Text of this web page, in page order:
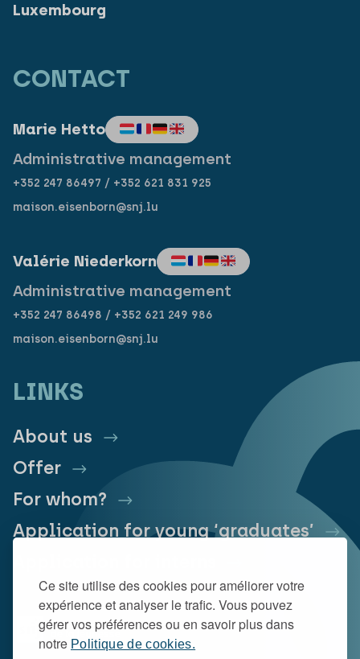
Ce site utilise des cookies pour améliorer votre
expérience et analyser le trafic. Vous pouvez
gérer vos préférences ou en savoir plus dans
notre Politique de cookies.
Luxembourg
CONTACT
Marie Hetto
Administrative management
+352 247 86497 / +352 621 831 925
maison.eisenborn@snj.lu
Valérie Niederkorn
Administrative management
+352 247 86498 / +352 621 249 986
maison.eisenborn@snj.lu
LINKS
About us
Offer
For whom?
Application for young ‘graduates’